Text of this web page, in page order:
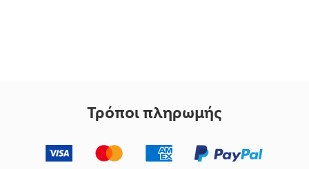
Τρόποι πληρωμής